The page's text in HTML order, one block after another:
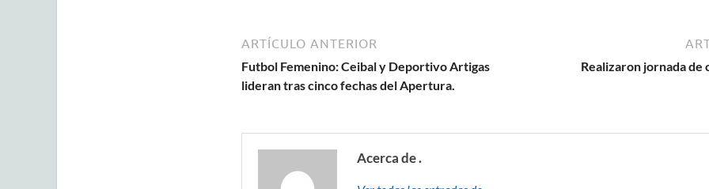
ARTÍCULO ANTERIOR
Futbol Femenino: Ceibal y Deportivo Artigas
lideran tras cinco fechas del Apertura.
Realizaron jornada de
Acerca de .